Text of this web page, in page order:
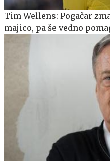
Tim Wellens: Pogačar
majico, pa še vedno